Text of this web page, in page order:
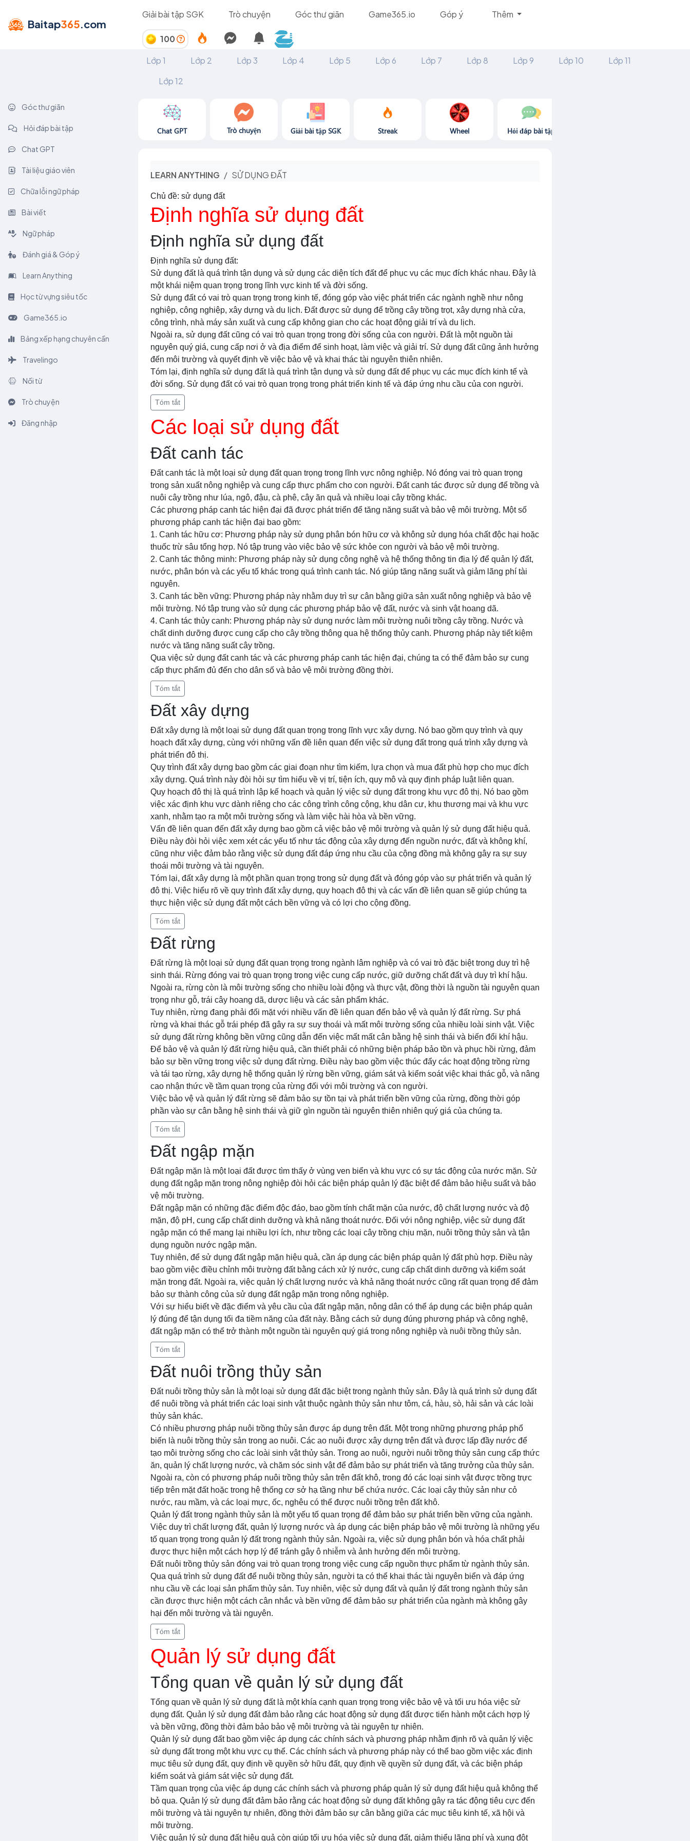
Baitap365.com
Giải bài tập SGK Trò chuyện Góc thư giãn Game365.io Góp ý Thêm
100
Lớp 1
Lớp 2 Lớp 3 Lớp 4 Lớp 5 Lớp 6 Lớp 7 Lớp 8 Lớp 9 Lớp 10
Lớp 11
Lớp 12
Góc thư giãn
Hỏi đáp bài tập
Chat GPT
Tài liệu giáo viên
Chữa lỗi ngữ pháp
Bài viết
Ngữ pháp
Đánh giá & Góp ý
Learn Anything
Học từ vựng siêu tốc
Game365.io
Bảng xếp hạng chuyên cần
Travelingo
Nối từ
Trò chuyện
Đăng nhập
Chat GPT Trò chuyện Giải bài tập SGK Streak Wheel Hỏi đáp bài tập
LEARN ANYTHING SỬ DỤNG ĐẤT
Chủ đề: sử dụng đất
Định nghĩa sử dụng đất
Định nghĩa sử dụng đất
Định nghĩa sử dụng đất:
Sử dụng đất là quá trình tận dụng và sử dụng các diện tích đất để phục vụ các mục đích khác nhau. Đây là
một khái niệm quan trọng trong lĩnh vực kinh tế và đời sống.
Sử dụng đất có vai trò quan trọng trong kinh tế, đóng góp vào việc phát triển các ngành nghề như nông
nghiệp, công nghiệp, xây dựng và du lịch. Đất được sử dụng để trồng cây trồng trọt, xây dựng nhà cửa,
công trình, nhà máy sản xuất và cung cấp không gian cho các hoạt động giải trí và du lịch.
Ngoài ra, sử dụng đất cũng có vai trò quan trọng trong đời sống của con người. Đất là một nguồn tài
nguyên quý giá, cung cấp nơi ở và địa điểm để sinh hoạt, làm việc và giải trí. Sử dụng đất cũng ảnh hưởng
đến môi trường và quyết định về việc bảo vệ và khai thác tài nguyên thiên nhiên.
Tóm lại, định nghĩa sử dụng đất là quá trình tận dụng và sử dụng đất để phục vụ các mục đích kinh tế và
đời sống. Sử dụng đất có vai trò quan trọng trong phát triển kinh tế và đáp ứng nhu cầu của con người.
Tóm tắt
Các loại sử dụng đất
Đất canh tác
Đất canh tác là một loại sử dụng đất quan trọng trong lĩnh vực nông nghiệp. Nó đóng vai trò quan trọng
trong sản xuất nông nghiệp và cung cấp thực phẩm cho con người. Đất canh tác được sử dụng để trồng và
nuôi cây trồng như lúa, ngô, đậu, cà phê, cây ăn quả và nhiều loại cây trồng khác.
Các phương pháp canh tác hiện đại đã được phát triển để tăng năng suất và bảo vệ môi trường. Một số
phương pháp canh tác hiện đại bao gồm:
1. Canh tác hữu cơ: Phương pháp này sử dụng phân bón hữu cơ và không sử dụng hóa chất độc hại hoặc
thuốc trừ sâu tổng hợp. Nó tập trung vào việc bảo vệ sức khỏe con người và bảo vệ môi trường.
2. Canh tác thông minh: Phương pháp này sử dụng công nghệ và hệ thống thông tin địa lý để quản lý đất,
nước, phân bón và các yếu tố khác trong quá trình canh tác. Nó giúp tăng năng suất và giảm lãng phí tài
nguyên.
3. Canh tác bền vững: Phương pháp này nhằm duy trì sự cân bằng giữa sản xuất nông nghiệp và bảo vệ
môi trường. Nó tập trung vào sử dụng các phương pháp bảo vệ đất, nước và sinh vật hoang dã.
4. Canh tác thủy canh: Phương pháp này sử dụng nước làm môi trường nuôi trồng cây trồng. Nước và
chất dinh dưỡng được cung cấp cho cây trồng thông qua hệ thống thủy canh. Phương pháp này tiết kiệm
nước và tăng năng suất cây trồng.
Qua việc sử dụng đất canh tác và các phương pháp canh tác hiện đại, chúng ta có thể đảm bảo sự cung
cấp thực phẩm đủ đến cho dân số và bảo vệ môi trường đồng thời.
Tóm tắt
Đất xây dựng
Đất xây dựng là một loại sử dụng đất quan trọng trong lĩnh vực xây dựng. Nó bao gồm quy trình và quy
hoạch đất xây dựng, cùng với những vấn đề liên quan đến việc sử dụng đất trong quá trình xây dựng và
phát triển đô thị.
Quy trình đất xây dựng bao gồm các giai đoạn như tìm kiếm, lựa chọn và mua đất phù hợp cho mục đích
xây dựng. Quá trình này đòi hỏi sự tìm hiểu về vị trí, tiện ích, quy mô và quy định pháp luật liên quan.
Quy hoạch đô thị là quá trình lập kế hoạch và quản lý việc sử dụng đất trong khu vực đô thị. Nó bao gồm
việc xác định khu vực dành riêng cho các công trình công cộng, khu dân cư, khu thương mại và khu vực
xanh, nhằm tạo ra một môi trường sống và làm việc hài hòa và bền vững.
Vấn đề liên quan đến đất xây dựng bao gồm cả việc bảo vệ môi trường và quản lý sử dụng đất hiệu quả.
Điều này đòi hỏi việc xem xét các yếu tố như tác động của xây dựng đến nguồn nước, đất và không khí,
cũng như việc đảm bảo rằng việc sử dụng đất đáp ứng nhu cầu của cộng đồng mà không gây ra sự suy
thoái môi trường và tài nguyên.
Tóm lại, đất xây dựng là một phần quan trọng trong sử dụng đất và đóng góp vào sự phát triển và quản lý
đô thị. Việc hiểu rõ về quy trình đất xây dựng, quy hoạch đô thị và các vấn đề liên quan sẽ giúp chúng ta
thực hiện việc sử dụng đất một cách bền vững và có lợi cho cộng đồng.
Tóm tắt
Đất rừng
Đất rừng là một loại sử dụng đất quan trọng trong ngành lâm nghiệp và có vai trò đặc biệt trong duy trì hệ
sinh thái. Rừng đóng vai trò quan trọng trong việc cung cấp nước, giữ dưỡng chất đất và duy trì khí hậu.
Ngoài ra, rừng còn là môi trường sống cho nhiều loài động và thực vật, đồng thời là nguồn tài nguyên quan
trọng như gỗ, trái cây hoang dã, dược liệu và các sản phẩm khác.
Tuy nhiên, rừng đang phải đối mặt với nhiều vấn đề liên quan đến bảo vệ và quản lý đất rừng. Sự phá
rừng và khai thác gỗ trái phép đã gây ra sự suy thoái và mất môi trường sống của nhiều loài sinh vật. Việc
sử dụng đất rừng không bền vững cũng dẫn đến việc mất mất cân bằng hệ sinh thái và biến đổi khí hậu.
Để bảo vệ và quản lý đất rừng hiệu quả, cần thiết phải có những biện pháp bảo tồn và phục hồi rừng, đảm
bảo sự bền vững trong việc sử dụng đất rừng. Điều này bao gồm việc thúc đẩy các hoạt động trồng rừng
và tái tạo rừng, xây dựng hệ thống quản lý rừng bền vững, giám sát và kiểm soát việc khai thác gỗ, và nâng
cao nhận thức về tầm quan trọng của rừng đối với môi trường và con người.
Việc bảo vệ và quản lý đất rừng sẽ đảm bảo sự tồn tại và phát triển bền vững của rừng, đồng thời góp
phần vào sự cân bằng hệ sinh thái và giữ gìn nguồn tài nguyên thiên nhiên quý giá của chúng ta.
Tóm tắt
Đất ngập mặn
Đất ngập mặn là một loại đất được tìm thấy ở vùng ven biển và khu vực có sự tác động của nước mặn. Sử
dụng đất ngập mặn trong nông nghiệp đòi hỏi các biện pháp quản lý đặc biệt để đảm bảo hiệu suất và bảo
vệ môi trường.
Đất ngập mặn có những đặc điểm độc đáo, bao gồm tính chất mặn của nước, độ chất lượng nước và độ
mặn, độ pH, cung cấp chất dinh dưỡng và khả năng thoát nước. Đối với nông nghiệp, việc sử dụng đất
ngập mặn có thể mang lại nhiều lợi ích, như trồng các loại cây trồng chịu mặn, nuôi trồng thủy sản và tận
dụng nguồn nước ngập mặn.
Tuy nhiên, để sử dụng đất ngập mặn hiệu quả, cần áp dụng các biện pháp quản lý đất phù hợp. Điều này
bao gồm việc điều chỉnh môi trường đất bằng cách xử lý nước, cung cấp chất dinh dưỡng và kiểm soát
mặn trong đất. Ngoài ra, việc quản lý chất lượng nước và khả năng thoát nước cũng rất quan trọng để đảm
bảo sự thành công của sử dụng đất ngập mặn trong nông nghiệp.
Với sự hiểu biết về đặc điểm và yêu cầu của đất ngập mặn, nông dân có thể áp dụng các biện pháp quản
lý đúng để tận dụng tối đa tiềm năng của đất này. Bằng cách sử dụng đúng phương pháp và công nghệ,
đất ngập mặn có thể trở thành một nguồn tài nguyên quý giá trong nông nghiệp và nuôi trồng thủy sản.
Tóm tắt
Đất nuôi trồng thủy sản
Đất nuôi trồng thủy sản là một loại sử dụng đất đặc biệt trong ngành thủy sản. Đây là quá trình sử dụng đất
để nuôi trồng và phát triển các loại sinh vật thuộc ngành thủy sản như tôm, cá, hàu, sò, hải sản và các loài
thủy sản khác.
Có nhiều phương pháp nuôi trồng thủy sản được áp dụng trên đất. Một trong những phương pháp phổ
biến là nuôi trồng thủy sản trong ao nuôi. Các ao nuôi được xây dựng trên đất và được lấp đầy nước để
tạo môi trường sống cho các loài sinh vật thủy sản. Trong ao nuôi, người nuôi trồng thủy sản cung cấp thức
ăn, quản lý chất lượng nước, và chăm sóc sinh vật để đảm bảo sự phát triển và tăng trưởng của thủy sản.
Ngoài ra, còn có phương pháp nuôi trồng thủy sản trên đất khô, trong đó các loại sinh vật được trồng trực
tiếp trên mặt đất hoặc trong hệ thống cơ sở hạ tầng như bể chứa nước. Các loại cây thủy sản như cỏ
nước, rau mầm, và các loại mực, ốc, nghêu có thể được nuôi trồng trên đất khô.
Quản lý đất trong ngành thủy sản là một yếu tố quan trọng để đảm bảo sự phát triển bền vững của ngành.
Việc duy trì chất lượng đất, quản lý lượng nước và áp dụng các biện pháp bảo vệ môi trường là những yếu
tố quan trọng trong quản lý đất trong ngành thủy sản. Ngoài ra, việc sử dụng phân bón và hóa chất phải
được thực hiện một cách hợp lý để tránh gây ô nhiễm và ảnh hưởng đến môi trường.
Đất nuôi trồng thủy sản đóng vai trò quan trọng trong việc cung cấp nguồn thực phẩm từ ngành thủy sản.
Qua quá trình sử dụng đất để nuôi trồng thủy sản, người ta có thể khai thác tài nguyên biển và đáp ứng
nhu cầu về các loại sản phẩm thủy sản. Tuy nhiên, việc sử dụng đất và quản lý đất trong ngành thủy sản
cần được thực hiện một cách cân nhắc và bền vững để đảm bảo sự phát triển của ngành mà không gây
hại đến môi trường và tài nguyên.
Tóm tắt
Quản lý sử dụng đất
Tổng quan về quản lý sử dụng đất
Tổng quan về quản lý sử dụng đất là một khía cạnh quan trọng trong việc bảo vệ và tối ưu hóa việc sử
dụng đất. Quản lý sử dụng đất đảm bảo rằng các hoạt động sử dụng đất được tiến hành một cách hợp lý
và bền vững, đồng thời đảm bảo bảo vệ môi trường và tài nguyên tự nhiên.
Quản lý sử dụng đất bao gồm việc áp dụng các chính sách và phương pháp nhằm định rõ và quản lý việc
sử dụng đất trong một khu vực cụ thể. Các chính sách và phương pháp này có thể bao gồm việc xác định
mục tiêu sử dụng đất, quy định về quyền sở hữu đất, quy định về quyền sử dụng đất, và các biện pháp
kiểm soát và giám sát việc sử dụng đất.
Tầm quan trọng của việc áp dụng các chính sách và phương pháp quản lý sử dụng đất hiệu quả không thể
bỏ qua. Quản lý sử dụng đất đảm bảo rằng các hoạt động sử dụng đất không gây ra tác động tiêu cực đến
môi trường và tài nguyên tự nhiên, đồng thời đảm bảo sự cân bằng giữa các mục tiêu kinh tế, xã hội và
môi trường.
Việc quản lý sử dụng đất hiệu quả còn giúp tối ưu hóa việc sử dụng đất, giảm thiểu lãng phí và xung đột